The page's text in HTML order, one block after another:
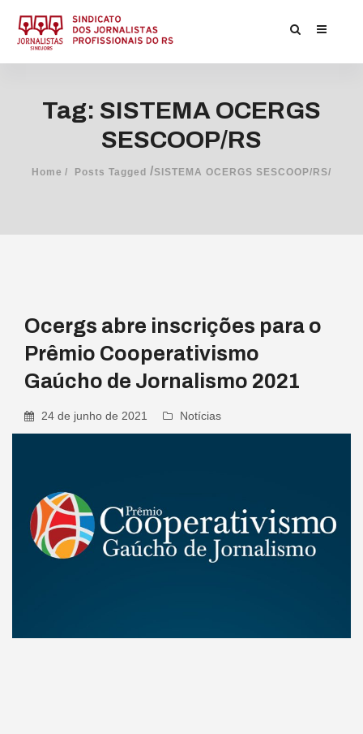
Tag: SISTEMA OCERGS
SESCOOP/RS
Home Posts Tagged /SISTEMA OCERGS SESCOOP/RS/
Ocergs abre inscrições para o
Prêmio Cooperativismo
Gaúcho de Jornalismo 2021
24 de junho de 2021 Notícias